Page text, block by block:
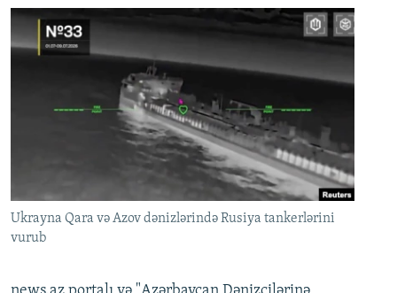
Ukrayna Qara və Azov dənizlərində Rusiya tankerlərini
vurub